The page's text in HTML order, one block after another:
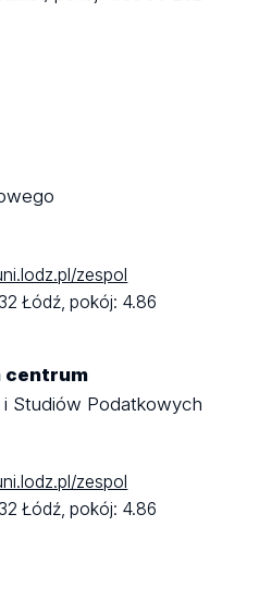
zespol
Łódź,pokój: 4.86
centrum
Studiów Podatkowych
zespol
Łódź,pokój: 4.86